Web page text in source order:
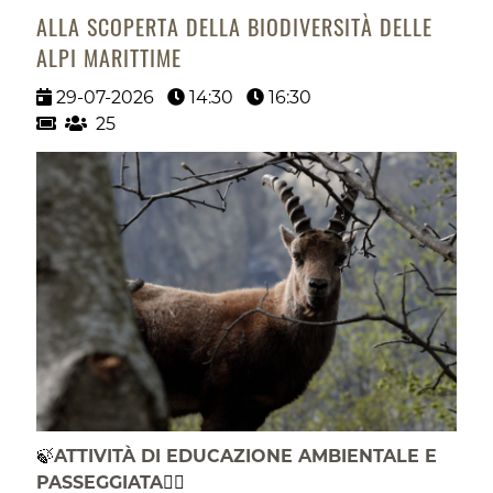
ALLA SCOPERTA DELLA BIODIVERSITÀ DELLE
ALPI MARITTIME
29-07-2026 14:30
16:30
25
🍃ATTIVITÀ DI EDUCAZIONE AMBIENTALE E
PASSEGGIATA🚶‍♂️